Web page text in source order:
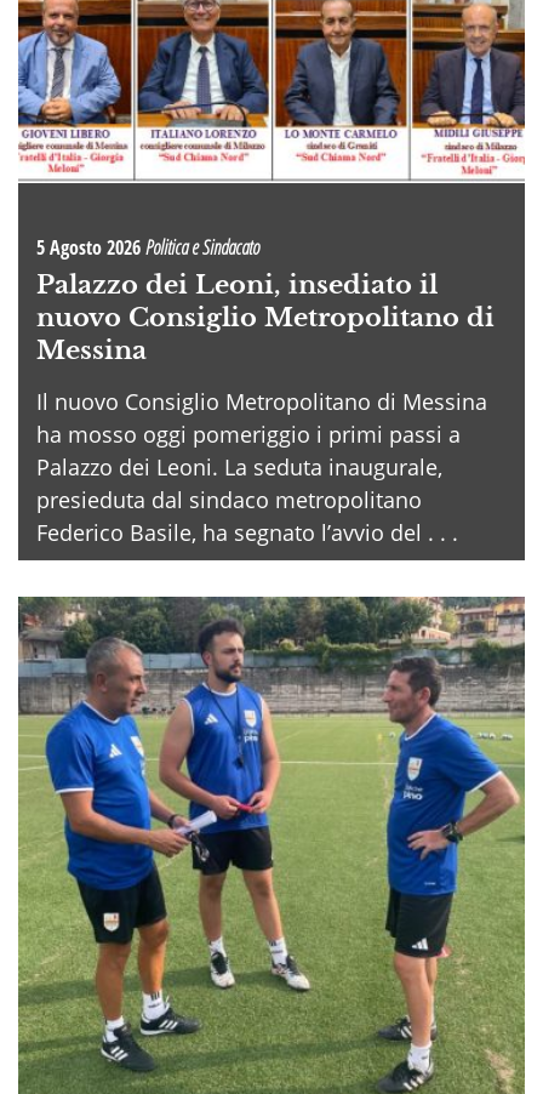
5 Agosto 2026Politica e Sindacato
Palazzo dei Leoni, insediato il
nuovo Consiglio Metropolitano di
Messina
Il nuovo Consiglio Metropolitano di Messina
ha mosso oggi pomeriggio i primi passi a
Palazzo dei Leoni. La seduta inaugurale,
presieduta dal sindaco metropolitano
Federico Basile, ha segnato l’avvio del . . .